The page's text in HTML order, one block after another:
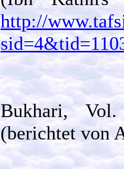
http://
Bukhari,
(berichtet von